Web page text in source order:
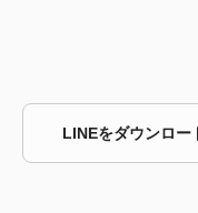
LINEをダウンロー